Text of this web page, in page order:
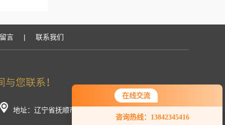
在线交流
咨询热线：13842345416
服务，请问您要咨询什么问题呢？
言 | 联系我们
地址：辽宁省抚顺市顺城区长春街东段